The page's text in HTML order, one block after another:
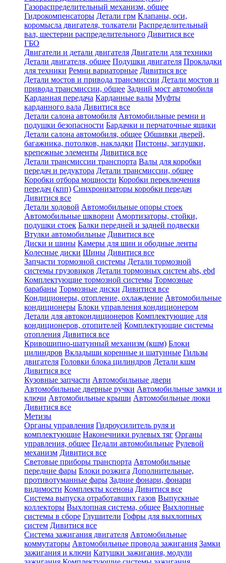
Газораспределительный механизм, общее
Гидрокомпенсаторы Детали грм Клапаны, оси,
коромысла двигателя, толкатели Распределительный
вал, шестерни распределительного Дивитися все
ГБО
Двигатели и детали двигателя Двигатели для техники
Детали двигателя, общее Подушки двигателя Прокладки
для техники Ремни вариаторные Дивитися все
Детали мостов и привода трансмиссии Детали мостов и
привода трансмиссии, общее Задний мост автомобиля
Карданная передача Карданные валы Муфты
карданного вала Дивитися все
Детали салона автомобиля Автомобильные ремни и
подушки безопасности Бардачки и перчаточные ящики
Детали салона автомобиля, общее Обшивки дверей,
багажника, потолков, накладки Пистоны, заглушки,
крепежные элементы Дивитися все
Детали трансмиссии транспорта Валы для коробки
передач и редуктора Детали трансмиссии, общее
Коробки отбора мощности Коробки переключения
передач (кпп) Синхронизаторы коробки передач
Дивитися все
Детали ходовой Автомобильные опоры стоек
Автомобильные шкворни Амортизаторы, стойки,
подушки стоек Балки передней и задней подвески
Втулки автомобильные Дивитися все
Диски и шины Камеры для шин и ободные ленты
Колесные диски Шины Дивитися все
Запчасти тормозной системы Детали тормозной
системы грузовиков Детали тормозных систем abs, ebd
Комплектующие тормозной системы Тормозные
барабаны Тормозные диски Дивитися все
Кондиционеры, отопление, охлаждение Автомобильные
кондиционеры Блоки управления кондиционером
Детали для автокондиционеров Комплектующие для
кондиционеров, отопителей Комплектующие системы
отопления Дивитися все
Кривошипно-шатунный механизм (кшм) Блоки
цилиндров Вкладыши коренные и шатунные Гильзы
двигателя Головки блока цилиндров Детали кшм
Дивитися все
Кузовные запчасти Автомобильные двери
Автомобильные дверные ручки Автомобильные замки и
ключи Автомобильные крыши Автомобильные люки
Дивитися все
Метизы
Органы управления Гидроусилитель руля и
комплектующие Наконечники рулевых тяг Органы
управления, общее Педали автомобильные Рулевой
механизм Дивитися все
Световые приборы транспорта Автомобильные
передние фары Блоки розжига Дополнительные,
противотуманные фары Задние фонари, фонари
видимости Комплекты ксенона Дивитися все
Система выпуска отработавших газов Выпускные
коллекторы Выхлопная система, общее Выхлопные
системы в сборе Глушители Гофры для выхлопных
систем Дивитися все
Система зажигания двигателя Автомобильные
коммутаторы Автомобильные провода зажигания Замки
зажигания и ключи Катушки зажигания, модули